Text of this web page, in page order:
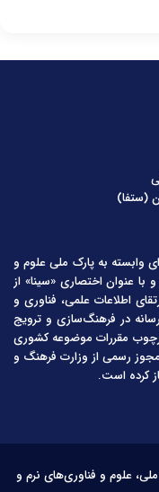
(ستفا)
وابسته به پارک ملی علوم و
عنوان اختصاری «سینا» از
و ارتقای اطلاعات علمی، فناوری و
در فرهنگ‌سازی و ترویج
مقررات موضوعه کشوری
رسمی از وزارت فرهنگ و
علوم و فناوری‌های نرم و